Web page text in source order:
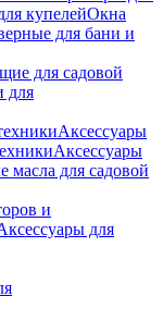
купелейОкна
для бани и
для садовой
для
Аксессуары
Аксессуары
масла для садовой
и
для